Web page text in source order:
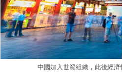
中國加入世貿組織，此後經